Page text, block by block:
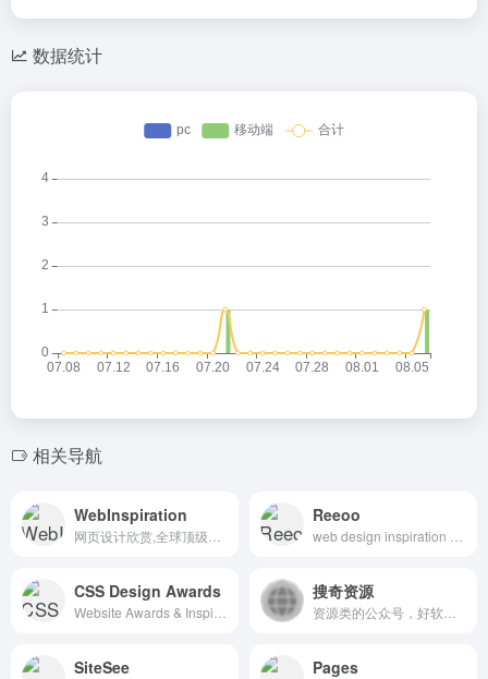
数据统计
相关导航
WebInspiration Reeoo
CSS Design Awards 搜奇资源
SiteSee Pages